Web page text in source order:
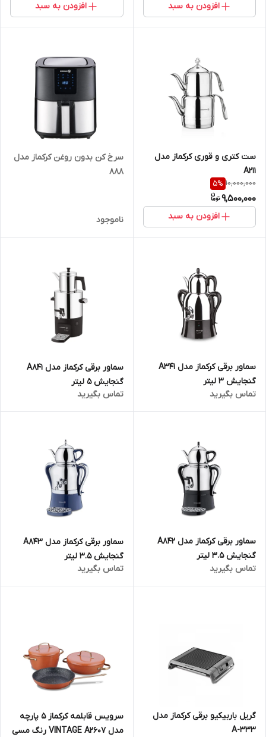
افزودن به سبد افزودن به سبد
ست کتری و قوری کرکماز مدل
A211
10,000,000
5%
9,500,000
افزودن به سبد
سرخ کن بدون روغن کرکماز مدل
888
ناموجود
سماور برقی کرکماز مدل A341
گنجایش 3 لیتر
تماس بگیرید
سماور برقی کرکماز مدل A841
گنجایش 5 لیتر
تماس بگیرید
سماور برقی کرکماز مدل A842
گنجایش 3.5 لیتر
تماس بگیرید
سماور برقی کرکماز مدل A843
گنجایش 3.5 لیتر
تماس بگیرید
گریل باربیکیو برقی کرکماز مدل
A-333
سرویس قابلمه کرکماز 5 پارچه
مدل VINTAGE A2607 رنگ مسی